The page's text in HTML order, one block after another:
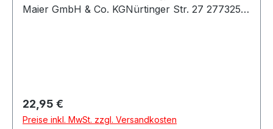
Maier GmbH & Co. KGNürtinger Str. 27 2773257
Regulärer Preis:
22,95 €
Preise inkl. MwSt. zzgl. Versandkosten